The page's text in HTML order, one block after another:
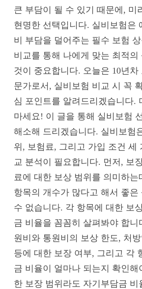
큰 부담이 될 수 있기 때문에, 미
현명한 선택입니다. 실비보험은
비 부담을 덜어주는 필수 보험
비교를 통해 나에게 맞는 최적의
것이 중요합니다. 오늘은 10년차
문가로서, 실비보험 비교 시 꼭
심 포인트를 알려드리겠습니다.
마세요! 이 글을 통해 실비보험
해소해 드리겠습니다. 실비보험
위, 보험료, 그리고 가입 조건 세
교 분석이 필요합니다. 먼저, 보
료에 대한 보상 범위를 의미하
항목의 개수가 많다고 해서 좋은
수 없습니다. 각 항목에 대한 보
금 비율을 꼼꼼히 살펴봐야 합니
원비와 통원비의 보상 한도, 처
등에 대한 보장 여부, 그리고 각
금 비율이 얼마나 되는지 확인해
한 보장 범위라도 자기부담금 비